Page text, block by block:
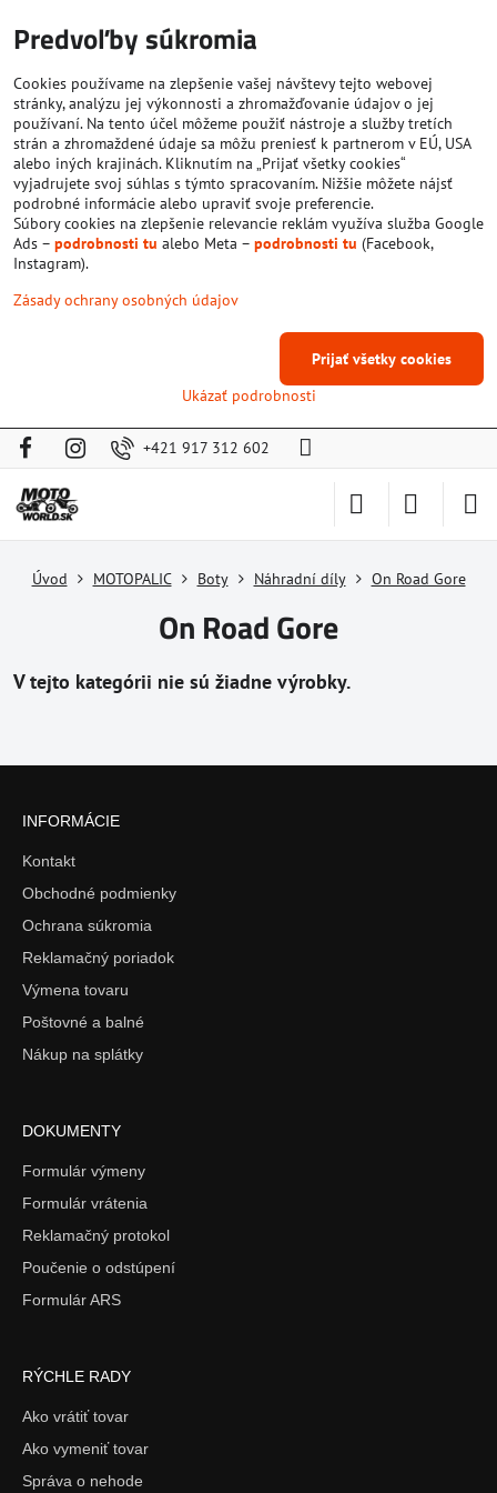
+421 917 312 602
Úvod MOTOPALIC Boty Náhradní díly On Road Gore
On Road Gore
INFORMÁCIE
Kontakt
Obchodné podmienky
Ochrana súkromia
Reklamačný poriadok
Výmena tovaru
Poštovné a balné
Nákup na splátky
DOKUMENTY
Formulár výmeny
Formulár vrátenia
Reklamačný protokol
Poučenie o odstúpení
Formulár ARS
RÝCHLE RADY
Ako vrátiť tovar
Ako vymeniť tovar
Správa o nehode
Predvoľby súkromia
Cookies používame na zlepšenie vašej návštevy tejto webovej
stránky, analýzu jej výkonnosti a zhromažďovanie údajov o jej
používaní. Na tento účel môžeme použiť nástroje a služby tretích
strán a zhromaždené údaje sa môžu preniesť k partnerom v EÚ, USA
alebo iných krajinách. Kliknutím na „Prijať všetky cookies“
vyjadrujete svoj súhlas s týmto spracovaním. Nižšie môžete nájsť
podrobné informácie alebo upraviť svoje preferencie.
Súbory cookies na zlepšenie relevancie reklám využíva služba Google
Ads – podrobnosti tu alebo Meta – podrobnosti tu (Facebook,
Instagram).
Zásady ochrany osobných údajov
Ukázať podrobnosti
Prijať všetky cookies